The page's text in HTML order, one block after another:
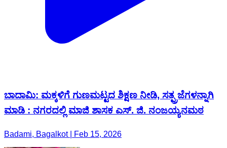
ಬಾದಾಮಿ: ಮಕ್ಕಳಿಗೆ ಗುಣಮಟ್ಟದ ಶಿಕ್ಷಣ ನೀಡಿ, ಸತ್ಪ್ರಜೆಗಳನ್ನಾಗಿ
ಮಾಡಿ : ನಗರದಲ್ಲಿ ಮಾಜಿ ಶಾಸಕ ಎಸ್. ಜಿ. ನಂಜಯ್ಯನಮಠ
Badami, Bagalkot | Feb 15, 2026